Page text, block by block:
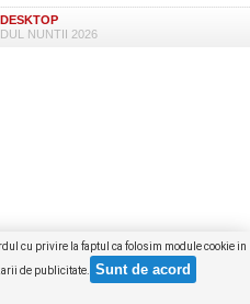
cu privire la faptul ca folosim module cookie in
de publicitate.
DESKTOP
NUNTII 2026